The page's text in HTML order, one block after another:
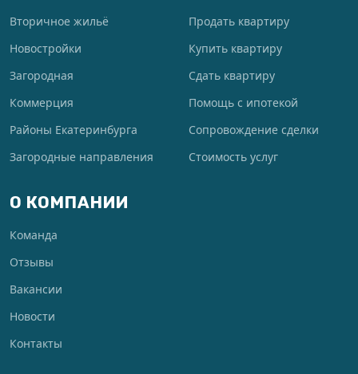
Вторичное жильё
Новостройки
Загородная
Коммерция
Районы Екатеринбурга
Загородные направления
Продать квартиру
Купить квартиру
Сдать квартиру
Помощь с ипотекой
Сопровождение сделки
Стоимость услуг
О КОМПАНИИ
Команда
Отзывы
Вакансии
Новости
Контакты